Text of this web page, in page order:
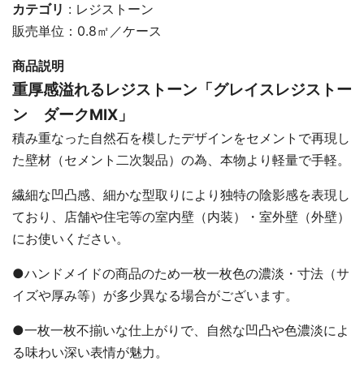
カテゴリ : レジストーン
販売単位：0.8㎡／ケース
商品説明
重厚感溢れるレジストーン「グレイスレジストー
ン ダークMIX」
積み重なった自然石を模したデザインをセメントで再現し
た壁材（セメント二次製品）の為、本物より軽量で手軽。
繊細な凹凸感、細かな型取りにより独特の陰影感を表現し
ており、店舗や住宅等の室内壁（内装）・室外壁（外壁）
にお使いください。
●ハンドメイドの商品のため一枚一枚色の濃淡・寸法（サ
イズや厚み等）が多少異なる場合がございます。
●一枚一枚不揃いな仕上がりで、自然な凹凸や色濃淡によ
る味わい深い表情が魅力。